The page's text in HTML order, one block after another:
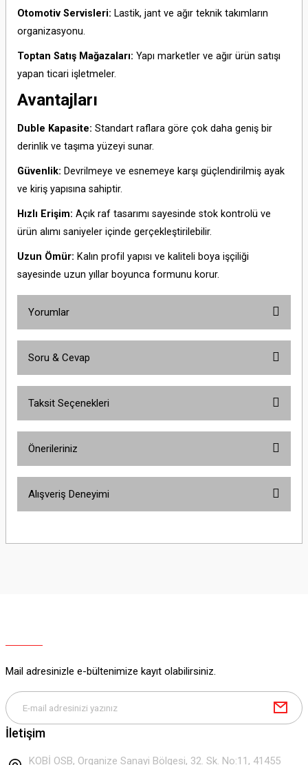
Otomotiv Servisleri: Lastik, jant ve ağır teknik takımların
organizasyonu.
Toptan Satış Mağazaları: Yapı marketler ve ağır ürün satışı
yapan ticari işletmeler.
Avantajları
Duble Kapasite: Standart raflara göre çok daha geniş bir
derinlik ve taşıma yüzeyi sunar.
Güvenlik: Devrilmeye ve esnemeye karşı güçlendirilmiş ayak
ve kiriş yapısına sahiptir.
Hızlı Erişim: Açık raf tasarımı sayesinde stok kontrolü ve
ürün alımı saniyeler içinde gerçekleştirilebilir.
Uzun Ömür: Kalın profil yapısı ve kaliteli boya işçiliği
sayesinde uzun yıllar boyunca formunu korur.
Yorumlar
Soru & Cevap
Taksit Seçenekleri
Önerileriniz
yetersiz gördüğünüz noktaları öneri formunu kullanarak tarafımıza
Gönder
Alışveriş Deneyimi
Mail adresinizle e-bültenimize kayıt olabilirsiniz.
İletişim
KOBİ OSB, Organize Sanayi Bölgesi, 32. Sk. No:11, 41455